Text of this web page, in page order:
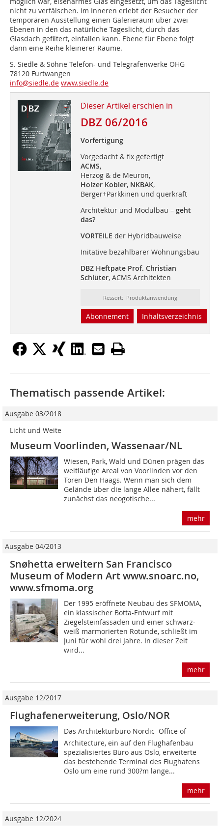
nicht zu verfälschen. Im Inneren erlebt der Besucher der
temporären Ausstellung einen Galerieraum über zwei
Ebenen in den das natürliche Tageslicht, durch das
Glasdach gefiltert, einfallen kann. Ebene für Ebene folgt
dann eine Reihe kleinerer Räume.
S. Siedle & Söhne Telefon- und Telegrafenwerke OHG
78120 Furtwangen
info@siedle.de www.siedle.de
Dieser Artikel erschien in
DBZ 06/2016
Vorfertigung
Vorgedacht & fix gefertigt
ACMS,
Herzog & de Meuron,
Holzer Kobler, NKBAK,
Berger+Parkkinen und querkraft
Architektur und Modulbau – geht
das?
VORTEILE der Hybridbauweise
Initative bezahlbarer Wohnungsbau
DBZ Heftpate Prof. Christian
Schlüter, ACMS Architekten
Ressort: Produktanwendung
Abonnement Inhaltsverzeichnis
Thematisch passende Artikel:
Ausgabe 03/2018
Licht und Weite
Museum Voorlinden, Wassenaar/NL
Wiesen, Park, Wald und Dünen prägen das
weitläufige Areal von Voorlinden vor den
Toren Den Haags. Wenn man sich dem
Gelände über die lange Allee nähert, fällt
zunächst das neogotische...
mehr
Ausgabe 04/2013
Snøhetta erweitern San Francisco
Museum of Modern Art www.snoarc.no,
www.sfmoma.org
Der 1995 eröffnete Neubau des SFMOMA,
ein klassischer Botta-Entwurf mit
Ziegelsteinfassaden und einer schwarz-
weiß marmorierten Rotunde, schließt im
Juni für wohl drei Jahre. In dieser Zeit
wird...
mehr
Ausgabe 12/2017
Flughafenerweiterung, Oslo/NOR
Das Architekturbüro Nordic  Office of
Architecture, ein auf den Flughafenbau
spezialisiertes Büro aus Oslo, erweiterte
das bestehende Terminal des Flughafens
Oslo um eine rund 300?m lange...
mehr
Ausgabe 12/2024